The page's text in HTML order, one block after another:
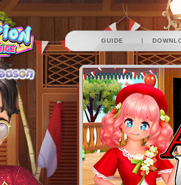
GUIDE |